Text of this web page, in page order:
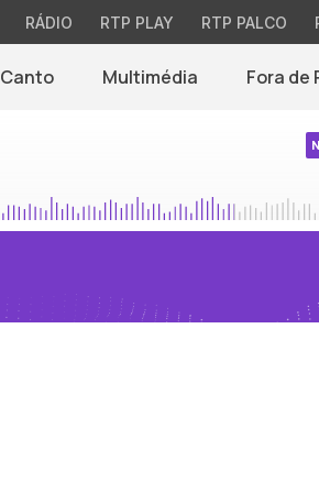
RÁDIO RTP PLAY RTP PALCO
Canto Multimédia Fora de